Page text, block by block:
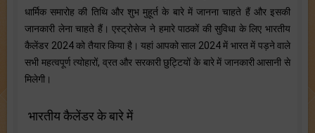
धार्मिक समारोह की तिथि और शुभ मुहूर्त के बारे में जानना चाहते हैं और इसकी
जानकारी लेना चाहते हैं। एस्ट्रोसेज ने हमारे पाठकों की सुविधा के लिए भारतीय
कैलेंडर 2024 को तैयार किया है। यहां आपको साल 2024 में भारत में पड़ने वाले
सभी महत्वपूर्ण त्योहारों, व्रत और सरकारी छुट्टियों के बारे में जानकारी आसानी से
मिलेगी।
भारतीय कैलेंडर के बारे में